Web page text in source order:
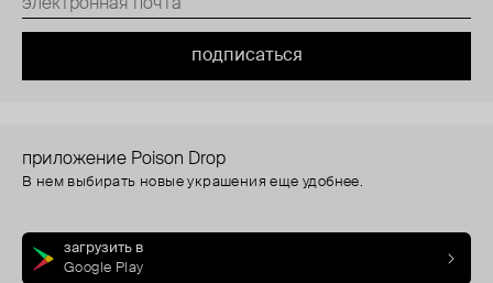
подписаться
приложение Poison Drop
В нем выбирать новые украшения еще удобнее.
загрузить в
Google Play